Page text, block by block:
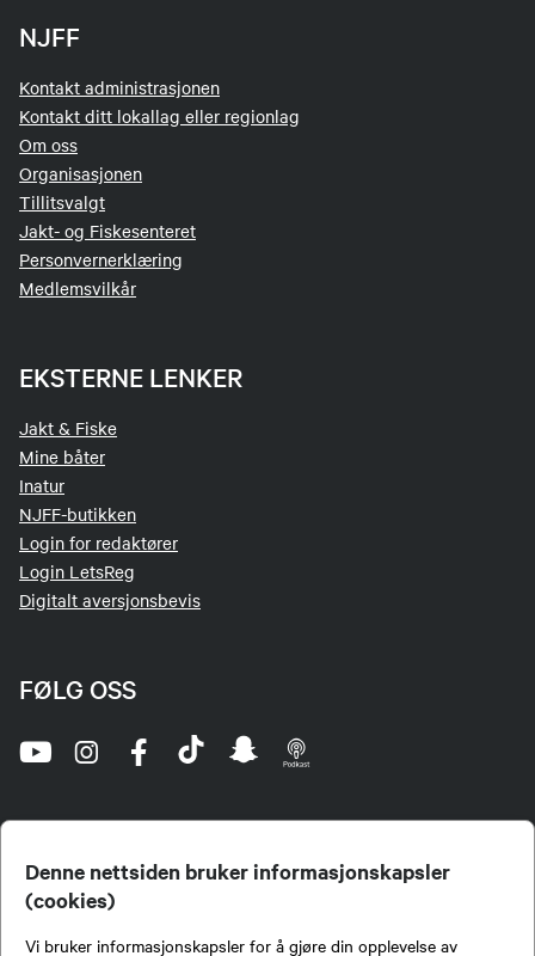
Denne nettsiden bruker informasjonskapsler
(cookies)
Vi bruker informasjonskapsler for å gjøre din opplevelse av
NJFF
Kontakt administrasjonen
Kontakt ditt lokallag eller regionlag
Om oss
Organisasjonen
Tillitsvalgt
Jakt- og Fiskesenteret
Personvernerklæring
Medlemsvilkår
EKSTERNE LENKER
Jakt & Fiske
Mine båter
Inatur
NJFF-butikken
Login for redaktører
Login LetsReg
Digitalt aversjonsbevis
FØLG OSS
jegere og sportsfiskere og et av de viktigste miljøene for formidling av kunnskap om jakt og